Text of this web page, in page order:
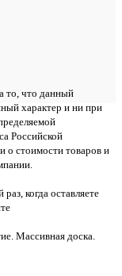
то, что данный
характер и ни при
Российской
о стоимости товаров и
когда оставляете
Массивная доска.